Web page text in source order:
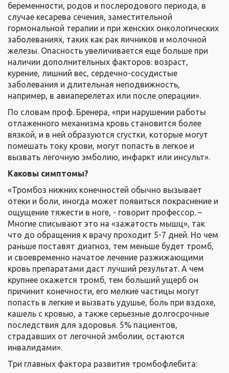
беременности, родов и послеродового периода, в
случае кесарева сечения, заместительной
гормональной терапии и при женских онкологических
заболеваниях, таких как рак яичников и молочной
железы. Опасность увеличивается еще больше при
наличии дополнительных факторов: возраст,
курение, лишний вес, сердечно-сосудистые
заболевания и длительная неподвижность,
например, в авиаперелетах или после операции».
По словам проф. Бренера, «при нарушении работы
отлаженного механизма кровь становится более
вязкой, и в ней образуются сгустки, которые могут
помешать току крови, могут попасть в легкое и
вызвать легочную эмболию, инфаркт или инсульт».
Каковы симптомы?
«Тромбоз нижних конечностей обычно вызывает
отеки и боли, иногда может появиться покраснение и
ощущение тяжести в ноге, - говорит профессор. –
Многие списывают это на «зажатость мышц», так
что до обращения к врачу проходит 5-7 дней. Но чем
раньше поставят диагноз, тем меньше будет тромб,
и своевременно начатое лечение разжижающими
кровь препаратами даст лучший результат. А чем
крупнее окажется тромб, тем больший ущерб он
причинит конечности, его мелкие частицы могут
попасть в легкие и вызвать удушье, боль при вздохе,
кашель с кровью, а также серьезные долгосрочные
последствия для здоровья. 5% пациентов,
страдавших от легочной эмболии, остаются
инвалидами».
Три главных фактора развития тромбофлебита: